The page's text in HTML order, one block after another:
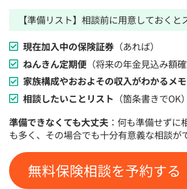
【準備リスト】相談前に用意しておくと
現在加入中の保険証券 （あれば）
ねんきん定期便 （将来の年金見込み額
家族構成やおおよその収入がわかるメモ
相談したいことリスト （箇条書きでOK）
準備できなくても大丈夫 ：何も準備せずに
も多く、その場合でも十分有意義な相談が
無料保険相談を予約する